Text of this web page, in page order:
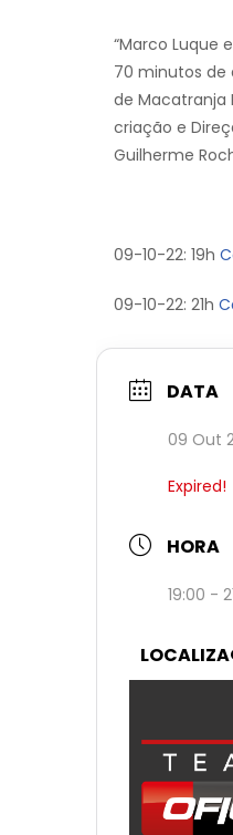
“Marco Luque
70 minutos de
de Macatranja
criação e
Guilherme
09-10-22: 19h
09-10-22: 21h
DATA
09 Out
Expired!
HORA
19:00 -